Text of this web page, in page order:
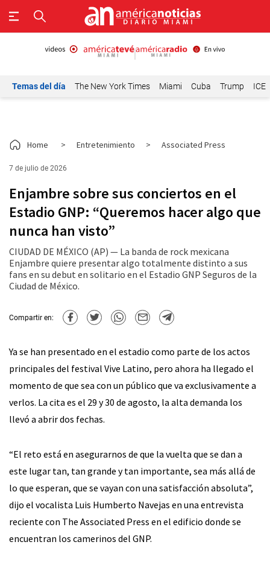
Temas del día The New York Times Miami Cuba Trump ICE
Home > Entretenimiento > Associated Press
7 de julio de 2026
Enjambre sobre sus conciertos en el
Estadio GNP: “Queremos hacer algo que
nunca han visto”
CIUDAD DE MÉXICO (AP) — La banda de rock mexicana
Enjambre quiere presentar algo totalmente distinto a sus
fans en su debut en solitario en el Estadio GNP Seguros de la
Ciudad de México.
Compartir en:
Ya se han presentado en el estadio como parte de los actos
principales del festival Vive Latino, pero ahora ha llegado el
momento de que sea con un público que va exclusivamente a
verlos. La cita es el 29 y 30 de agosto, la alta demanda los
llevó a abrir dos fechas.
“El reto está en asegurarnos de que la vuelta que se dan a
este lugar tan, tan grande y tan importante, sea más allá de
lo que esperan, que se vayan con una satisfacción absoluta”,
dijo el vocalista Luis Humberto Navejas en una entrevista
reciente con The Associated Press en el edificio donde se
encuentran los camerinos del GNP.